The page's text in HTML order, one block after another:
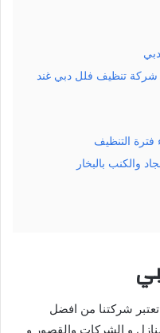
شركة تنظيف فلل دبي غند
فترة التنظيف
والكنب بالبخار
تعتبر شركتنا من افضل
و الشركات والقصور و